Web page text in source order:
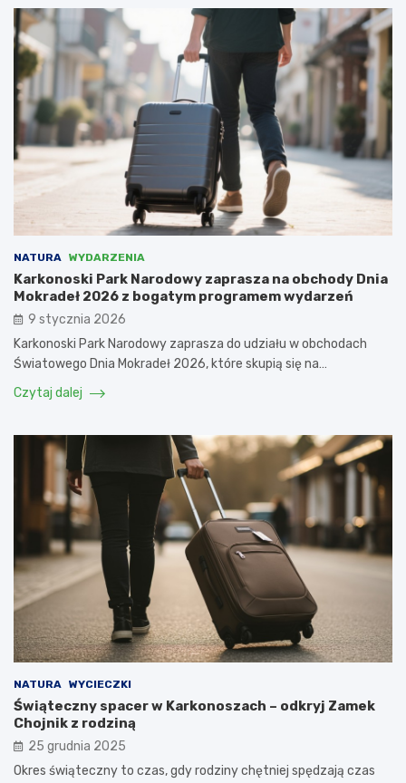
NATURA WYDARZENIA
Karkonoski Park Narodowy zaprasza na obchody Dnia
Mokradeł 2026 z bogatym programem wydarzeń
9 stycznia 2026
Karkonoski Park Narodowy zaprasza do udziału w obchodach
Światowego Dnia Mokradeł 2026, które skupią się na…
Czytaj dalej
NATURA WYCIECZKI
Świąteczny spacer w Karkonoszach – odkryj Zamek
Chojnik z rodziną
25 grudnia 2025
Okres świąteczny to czas, gdy rodziny chętniej spędzają czas